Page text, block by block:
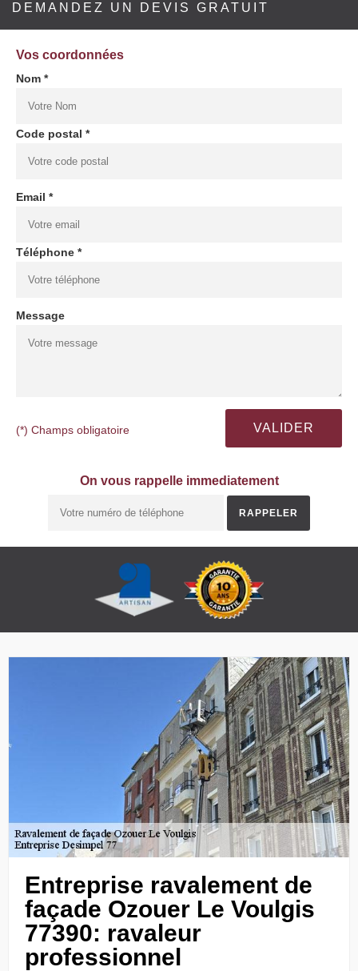
DEMANDEZ UN DEVIS GRATUIT
Vos coordonnées
Nom *
Code postal *
Email *
Téléphone *
Message
(*) Champs obligatoire
On vous rappelle immediatement
Entreprise ravalement de
façade Ozouer Le Voulgis
77390: ravaleur
professionnel